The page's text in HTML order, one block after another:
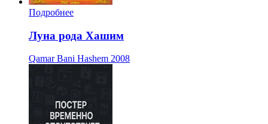
Подробнее
Луна рода Хашим
Qamar Bani Hashem 2008